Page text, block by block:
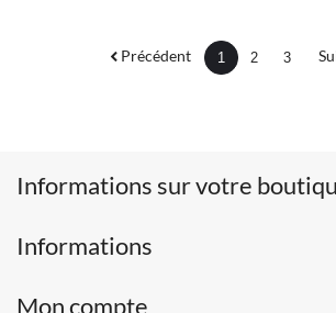
Précédent 1 2 3
Informations sur votre
Informations
Mon compte